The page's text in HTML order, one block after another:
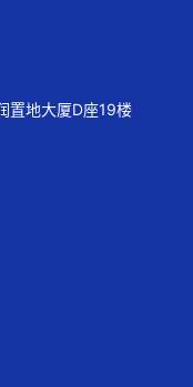
置地大厦D座19楼